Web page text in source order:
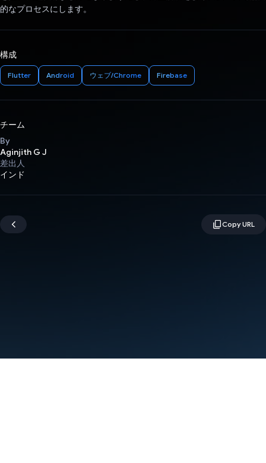
的なプロセスにします。
構成
Flutter Android ウェブ/Chrome Firebase
チーム
By
Aginjith G J
差出人
インド